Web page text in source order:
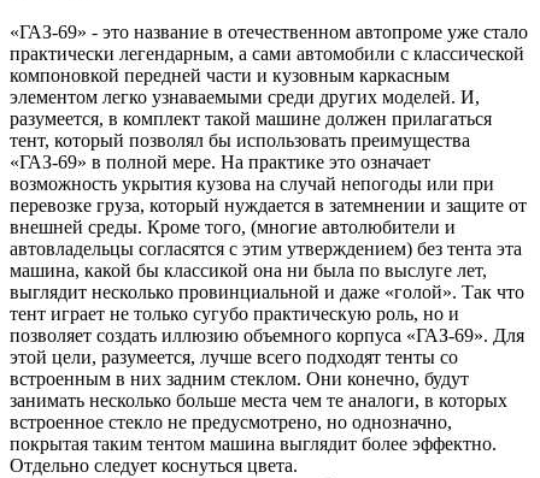
«ГАЗ-69» - это название в отечественном автопроме уже стало
практически легендарным, а сами автомобили с классической
компоновкой передней части и кузовным каркасным
элементом легко узнаваемыми среди других моделей. И,
разумеется, в комплект такой машине должен прилагаться
тент, который позволял бы использовать преимущества
«ГАЗ-69» в полной мере. На практике это означает
возможность укрытия кузова на случай непогоды или при
перевозке груза, который нуждается в затемнении и защите от
внешней среды. Кроме того, (многие автолюбители и
автовладельцы согласятся с этим утверждением) без тента эта
машина, какой бы классикой она ни была по выслуге лет,
выглядит несколько провинциальной и даже «голой». Так что
тент играет не только сугубо практическую роль, но и
позволяет создать иллюзию объемного корпуса «ГАЗ-69». Для
этой цели, разумеется, лучше всего подходят тенты со
встроенным в них задним стеклом. Они конечно, будут
занимать несколько больше места чем те аналоги, в которых
встроенное стекло не предусмотрено, но однозначно,
покрытая таким тентом машина выглядит более эффектно.
Отдельно следует коснуться цвета.